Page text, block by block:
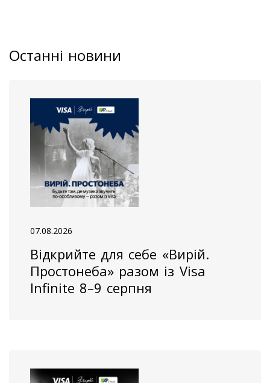
Останні новини
07.08.2026
Відкрийте для себе «Вирій.
Простонеба» разом із Visa
Infinite 8–9 серпня